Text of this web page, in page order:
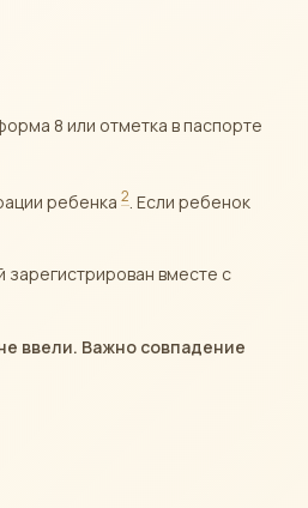
8 или отметка в паспорте
ребенка 2 . Если ребенок
зарегистрирован вместе с
ввели. Важно совпадение